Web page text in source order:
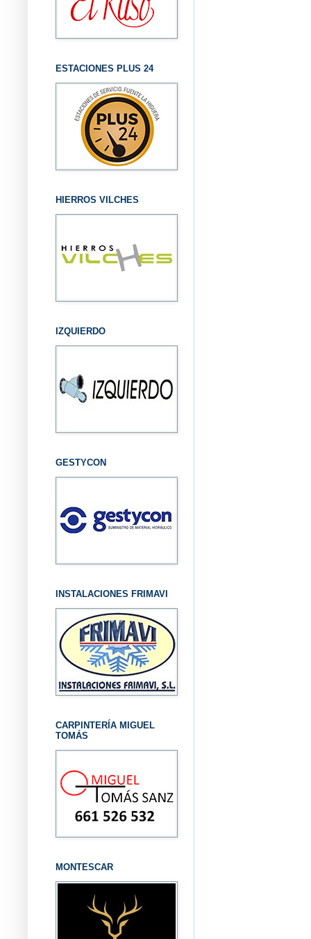
ESTACIONES PLUS 24
HIERROS VILCHES
IZQUIERDO
GESTYCON
INSTALACIONES FRIMAVI
CARPINTERÍA MIGUEL
TOMÁS
MONTESCAR